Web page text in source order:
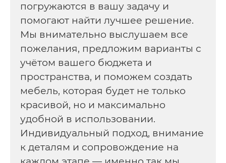
погружаются в вашу задачу и
помогают найти лучшее решение.
Мы внимательно выслушаем все
пожелания, предложим варианты с
учётом вашего бюджета и
пространства, и поможем создать
мебель, которая будет не только
красивой, но и максимально
удобной в использовании.
Индивидуальный подход, внимание
к деталям и сопровождение на